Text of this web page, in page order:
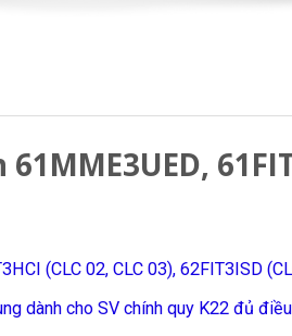
(CLC 02, CLC 03), 62FIT3ISD
dành cho SV chính quy K22 đủ